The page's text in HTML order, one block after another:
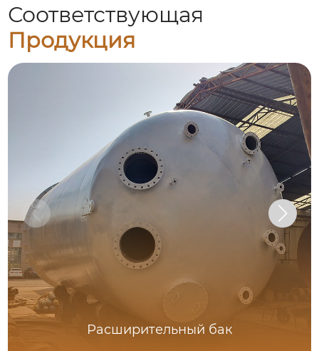
Соответствующая
Продукция
Расширительный бак